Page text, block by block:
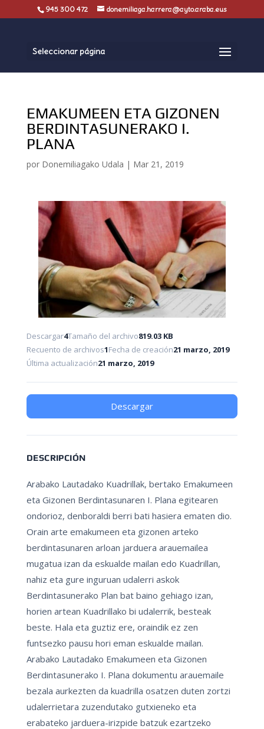
945 300 472 donemiliaga.harrera@ayto.araba.eus
Seleccionar página
EMAKUMEEN ETA GIZONEN
BERDINTASUNERAKO I.
PLANA
por Donemiliagako Udala | Mar 21, 2019
Descargar4Tamaño del archivo819.03 KB
Recuento de archivos1Fecha de creación21 marzo, 2019
Última actualización21 marzo, 2019
Descargar
DESCRIPCIÓN
Arabako Lautadako Kuadrillak, bertako Emakumeen
eta Gizonen Berdintasunaren I. Plana egitearen
ondorioz, denboraldi berri bati hasiera ematen dio.
Orain arte emakumeen eta gizonen arteko
berdintasunaren arloan jarduera arauemailea
mugatua izan da eskualde mailan edo Kuadrillan,
nahiz eta gure inguruan udalerri askok
Berdintasunerako Plan bat baino gehiago izan,
horien artean Kuadrillako bi udalerrik, besteak
beste. Hala eta guztiz ere, oraindik ez zen
funtsezko pausu hori eman eskualde mailan.
Arabako Lautadako Emakumeen eta Gizonen
Berdintasunerako I. Plana dokumentu arauemaile
bezala aurkezten da kuadrilla osatzen duten zortzi
udalerrietara zuzendutako gutxieneko eta
erabateko jarduera-irizpide batzuk ezartzeko